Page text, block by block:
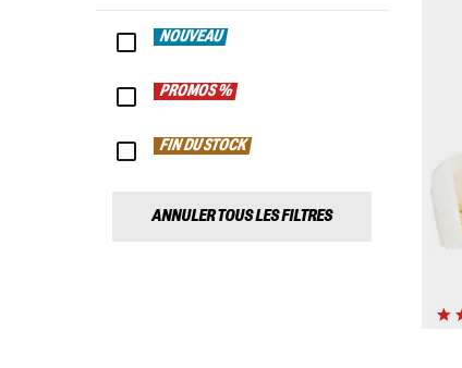
NOUVEAU
PROMOS %
FIN DU STOCK
ANNULER TOUS LES FILTRES